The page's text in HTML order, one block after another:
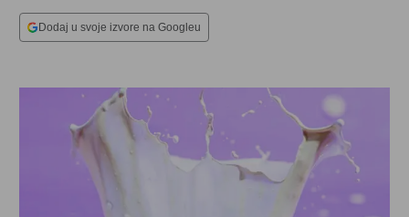
Dodaj u svoje izvore na Googleu